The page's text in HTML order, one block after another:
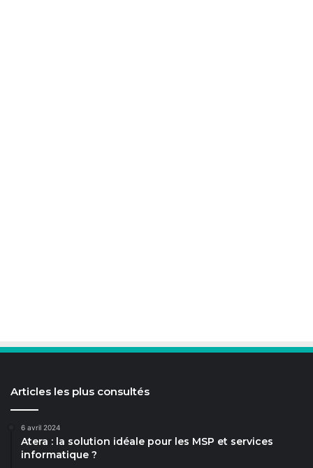
Articles les plus consultés
6 avril 2024
Atera : la solution idéale pour les MSP et services
informatique ?